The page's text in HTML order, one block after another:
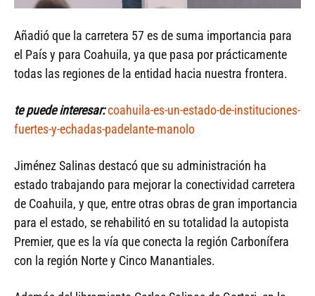
Añadió que la carretera 57 es de suma importancia para
el País y para Coahuila, ya que pasa por prácticamente
todas las regiones de la entidad hacia nuestra frontera.
te puede interesar:coahuila-es-un-estado-de-instituciones-
fuertes-y-echadas-padelante-manolo
Jiménez Salinas destacó que su administración ha
estado trabajando para mejorar la conectividad carretera
de Coahuila, y que, entre otras obras de gran importancia
para el estado, se rehabilitó en su totalidad la autopista
Premier, que es la vía que conecta la región Carbonífera
con la región Norte y Cinco Manantiales.